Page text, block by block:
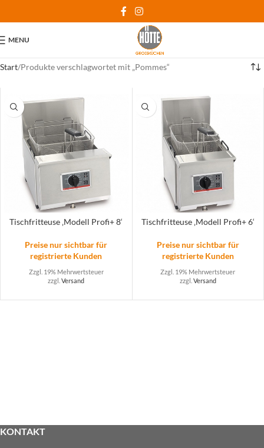
MENU
Start Produkte verschlagwortet mit „Pommes“
Tischfritteuse ‚Modell Profi+ 8‘
Preise nur sichtbar für
registrierte Kunden
Zzgl. 19% Mehrwertsteuer
zzgl.Versand
Tischfritteuse ‚Modell Profi+ 6‘
Preise nur sichtbar für
registrierte Kunden
Zzgl. 19% Mehrwertsteuer
zzgl. Versand
KONTAKT